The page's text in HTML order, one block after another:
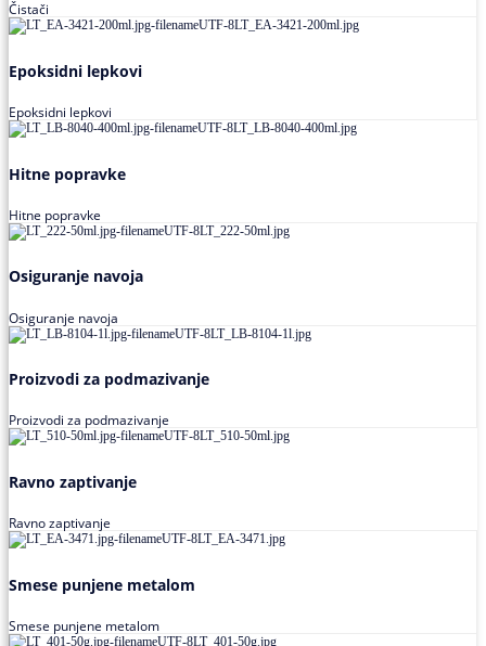
Čistači
Epoksidni lepkovi
Epoksidni lepkovi
Hitne popravke
Hitne popravke
Osiguranje navoja
Osiguranje navoja
Proizvodi za podmazivanje
Proizvodi za podmazivanje
Ravno zaptivanje
Ravno zaptivanje
Smese punjene metalom
Smese punjene metalom